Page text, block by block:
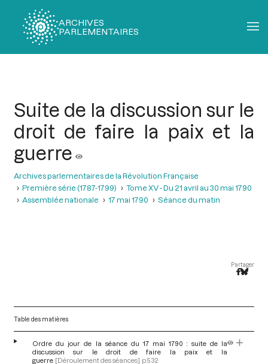
ARCHIVES
PARLEMENTAIRES
Suite de la discussion sur le
droit de faire la paix et la
guerre
Archives parlementaires de la Révolution Française
Première série (1787-1799)
Tome XV - Du 21 avril au 30 mai 1790
Assemblée nationale
17 mai 1790 Séance du matin
Partager
Table des matières
Ordre du jour de la séance du 17 mai 1790 : suite de la
discussion sur le droit de faire la paix et la
guerre [Déroulement des séances] p.532